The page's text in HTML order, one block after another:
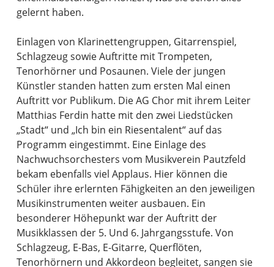
gelernt haben.
Einlagen von Klarinettengruppen, Gitarrenspiel,
Schlagzeug sowie Auftritte mit Trompeten,
Tenorhörner und Posaunen. Viele der jungen
Künstler standen hatten zum ersten Mal einen
Auftritt vor Publikum. Die AG Chor mit ihrem Leiter
Matthias Ferdin hatte mit den zwei Liedstücken
„Stadt“ und „Ich bin ein Riesentalent“ auf das
Programm eingestimmt. Eine Einlage des
Nachwuchsorchesters vom Musikverein Pautzfeld
bekam ebenfalls viel Applaus. Hier können die
Schüler ihre erlernten Fähigkeiten an den jeweiligen
Musikinstrumenten weiter ausbauen. Ein
besonderer Höhepunkt war der Auftritt der
Musikklassen der 5. Und 6. Jahrgangsstufe. Von
Schlagzeug, E-Bas, E-Gitarre, Querflöten,
Tenorhörnern und Akkordeon begleitet, sangen sie